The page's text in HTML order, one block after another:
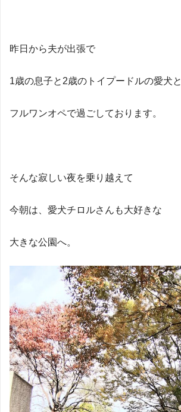
昨日から夫が出張で
1歳の息子と2歳のトイプードルの愛犬と
フルワンオペで過ごしております。
そんな寂しい夜を乗り越えて
今朝は、愛犬チロルさんも大好きな
大きな公園へ。